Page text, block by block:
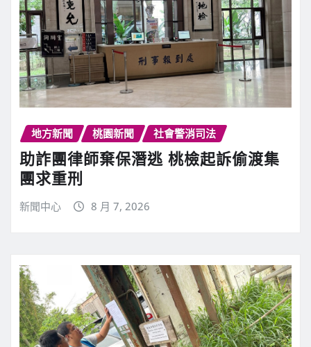
地方新聞 桃園新聞 社會警消司法
助詐團律師棄保潛逃 桃檢起訴偷渡集
團求重刑
新聞中心 8 月 7, 2026